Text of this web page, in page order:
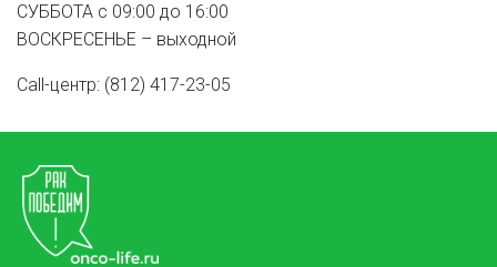
СУББОТА с 09:00 до 16:00
ВОСКРЕСЕНЬЕ – выходной
Call-центр: (812) 417-23-05